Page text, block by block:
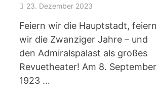
23. Dezember 2023
Feiern wir die Hauptstadt, feiern
wir die Zwanziger Jahre – und
den Admiralspalast als großes
Revuetheater! Am 8. September
1923 …